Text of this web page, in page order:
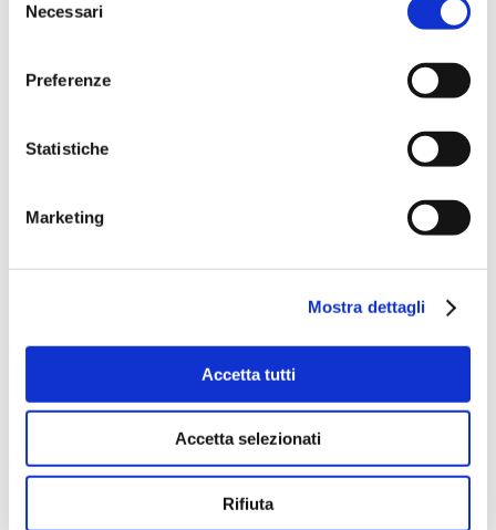
delNecessari
Preferenze
Statistiche
Marketing
Mostra dettagli
Accetta tutti
Accetta selezionati
Rifiuta
accompagnavano. Una terrazza
luogo in cui andare ad incontrare
Altro luogo interessante in cui
pareti poster che vi potrete
portare a casa e che riproducono
il meglio delle creazioni dei
fashion designer più in voga nella
Capitale Giordana, artisti che
giocano sui doppi sensi creati
dall’accostamento di
riproduzioni famose e lingua